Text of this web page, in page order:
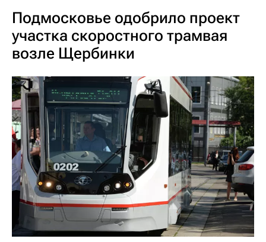
Подмосковье одобрило проект
участка скоростного трамвая
возле Щербинки